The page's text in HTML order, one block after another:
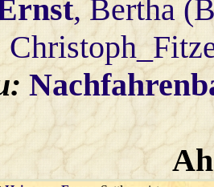
, Bertha